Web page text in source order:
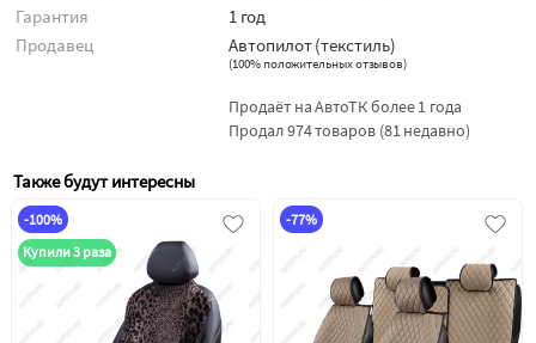
Гарантия
1 год
Продавец
Автопилот (текстиль)
(100% положительных отзывов)
Продаёт на АвтоТК более 1 года
Продал 974 товаров (81 недавно)
Также будут интересны
-100%
Купили 3 раза
-77%